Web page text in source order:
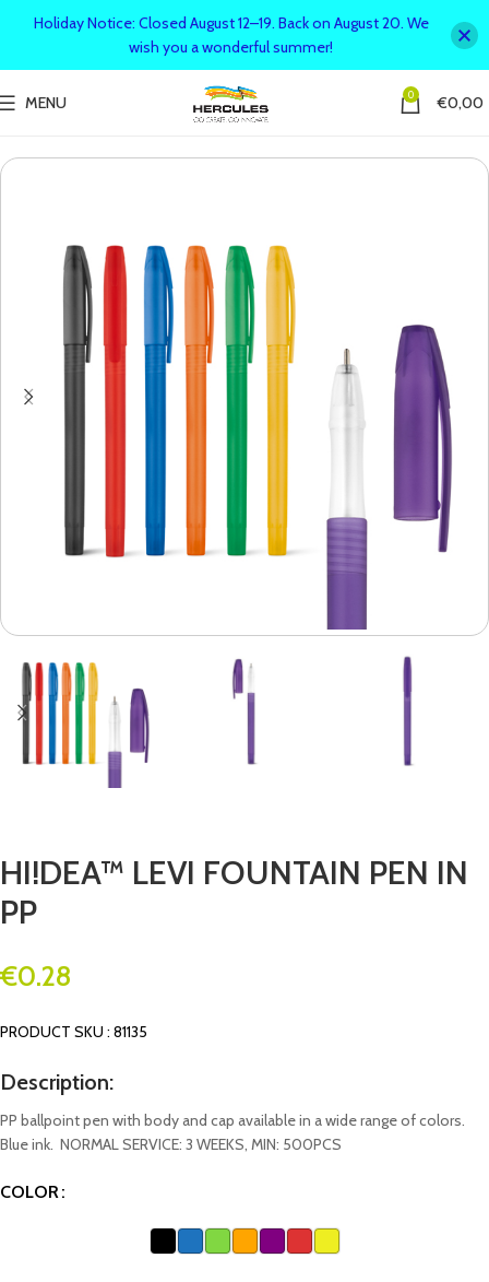
MENU 0 €0,00
HI!DEA™ LEVI FOUNTAIN PEN IN
PP
€0.28
PRODUCT SKU : 81135
Description:
PP ballpoint pen with body and cap available in a wide range of colors.
Blue ink. NORMAL SERVICE: 3 WEEKS, MIN: 500PCS
COLOR
Holiday Notice: Closed August 12–19. Back on August 20. We
wish you a wonderful summer!